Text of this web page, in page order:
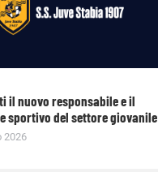
il nuovo responsabile e il
sportivo del settore giovanile
2026